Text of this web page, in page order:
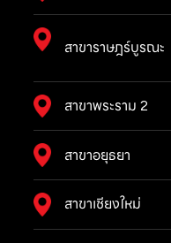
สาขาราษฎร์บูรณะ
สาขาพระราม 2
สาขาอยุธยา
สาขาเชียงใหม่